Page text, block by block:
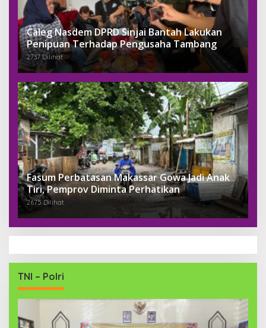
Caleg Nasdem DPRD Sinjai Bantah Lakukan
Penipuan Terhadap Pengusaha Tambang
2737 Dilihat
Fasum Perbatasan Makassar Gowa Jadi Anak
Tiri, Pemprov Diminta Perhatikan
2675 Dilihat
TNI – Polri